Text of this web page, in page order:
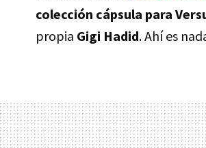
colección cápsula para
propia Gigi Hadid. Ahí es